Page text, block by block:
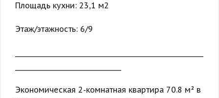
Площадь кухни: 23,1 м2
Этаж/этажность: 6/9
Экономическая 2-комнатная квартира 70.8 м² в